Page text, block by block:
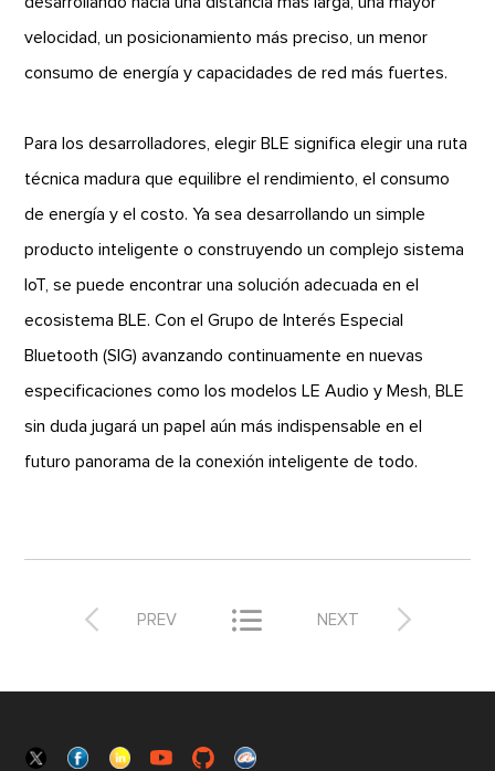
velocidad, un posicionamiento más preciso, un menor
consumo de energía y capacidades de red más fuertes.
Para los desarrolladores, elegir BLE significa elegir una ruta
técnica madura que equilibre el rendimiento, el consumo
de energía y el costo. Ya sea desarrollando un simple
producto inteligente o construyendo un complejo sistema
IoT, se puede encontrar una solución adecuada en el
ecosistema BLE. Con el Grupo de Interés Especial
Bluetooth (SIG) avanzando continuamente en nuevas
especificaciones como los modelos LE Audio y Mesh, BLE
sin duda jugará un papel aún más indispensable en el
futuro panorama de la conexión inteligente de todo.
 PREV  
NEXT